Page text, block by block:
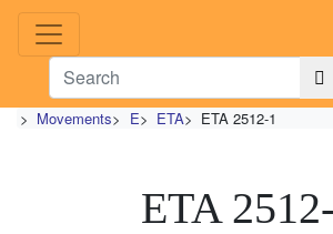
> Movements> E> ETA> ETA 2512-1
ETA